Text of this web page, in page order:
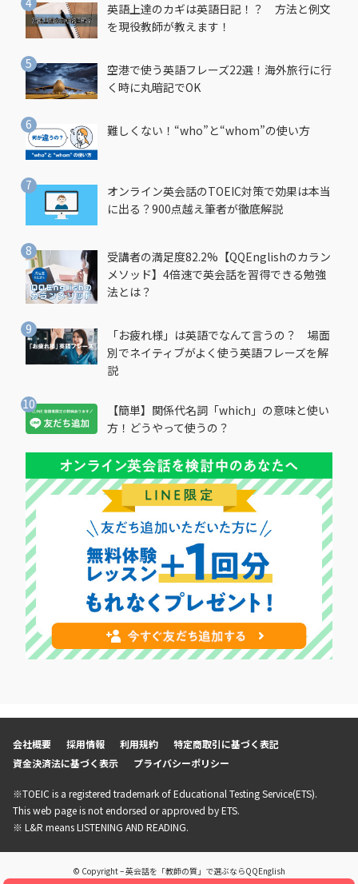
英語上達のカギは英語日記！？ 方法と例文
を現役教師が教えます！
空港で使う英語フレーズ22選！海外旅行に行
く時に丸暗記でOK
難しくない！“who”と“whom”の使い方
オンライン英会話のTOEIC対策で効果は本当
に出る？900点越え筆者が徹底解説
受講者の満足度82.2%【QQEnglishのカラン
メソッド】4倍速で英会話を習得できる勉強
法とは？
「お疲れ様」は英語でなんて言うの？ 場面
別でネイティブがよく使う英語フレーズを解
説
【簡単】関係代名詞「which」の意味と使い
方！どうやって使うの？
会社概要 採用情報 利用規約
特定商取引に基づく表記
資金決済法に基づく表示
プライバシーポリシー
※TOEIC is a registered trademark of Educational Testing Service(ETS).
This web page is not endorsed or approved by ETS.
※ L&R means LISTENING AND READING.
© Copyright – 英会話を「教師の質」で選ぶならQQEnglish